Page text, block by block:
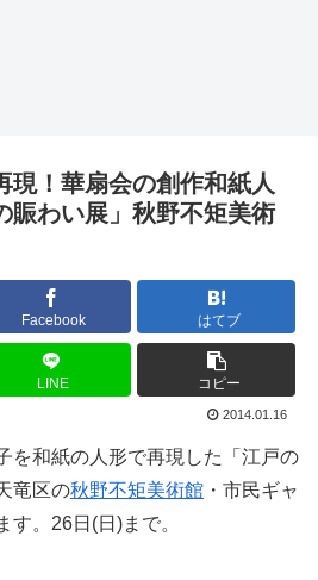
現！華扇会の創作和紙人
賑わい展」秋野不矩美術
Facebook はてブ
LINE コピー
2014.01.16
を和紙の人形で再現した「江戸の
竜区の秋野不矩美術館 ・市民ギャ
す。26日(日)まで。